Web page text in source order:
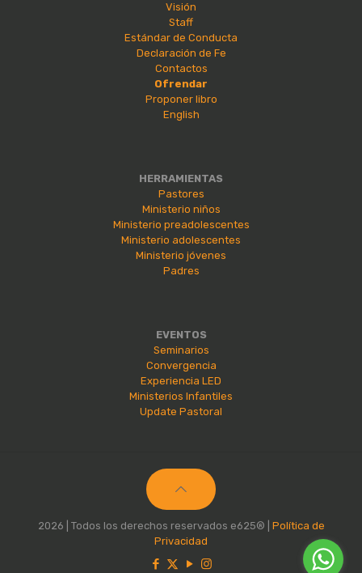
Visión
Staff
Estándar de Conducta
Declaración de Fe
Contactos
Ofrendar
Proponer libro
English
HERRAMIENTAS
Pastores
Ministerio niños
Ministerio preadolescentes
Ministerio adolescentes
Ministerio jóvenes
Padres
EVENTOS
Seminarios
Convergencia
Experiencia LED
Ministerios Infantiles
Update Pastoral
2026 | Todos los derechos reservados e625® | Política de
Privacidad